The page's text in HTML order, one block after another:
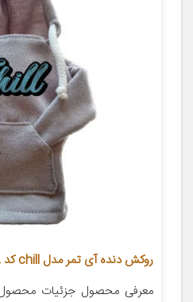
روکش دنده آی تمر مدل chill کد 348